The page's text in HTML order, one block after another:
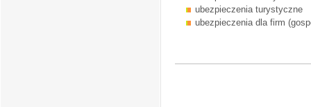
ubezpieczenia turystyczne
ubezpieczenia dla firm